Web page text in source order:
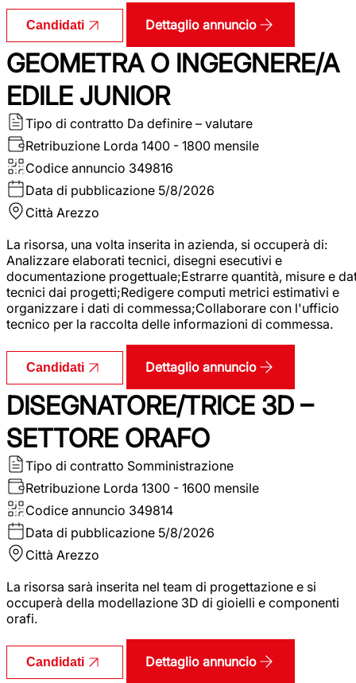
Candidati Dettaglio annuncio
GEOMETRA O INGEGNERE/A
EDILE JUNIOR
Tipo di contratto Da definire – valutare
Retribuzione Lorda 1400 - 1800 mensile
Codice annuncio 349816
Data di pubblicazione 5/8/2026
Città Arezzo
La risorsa, una volta inserita in azienda, si occuperà di:
Analizzare elaborati tecnici, disegni esecutivi e
documentazione progettuale;Estrarre quantità, misure e
tecnici dai progetti;Redigere computi metrici estimativi e
organizzare i dati di commessa;Collaborare con l'ufficio
tecnico per la raccolta delle informazioni di commessa.
Candidati Dettaglio annuncio
DISEGNATORE/TRICE 3D –
SETTORE ORAFO
Tipo di contratto Somministrazione
Retribuzione Lorda 1300 - 1600 mensile
Codice annuncio 349814
Data di pubblicazione 5/8/2026
Città Arezzo
La risorsa sarà inserita nel team di progettazione e si
occuperà della modellazione 3D di gioielli e componenti
orafi.
Candidati Dettaglio annuncio